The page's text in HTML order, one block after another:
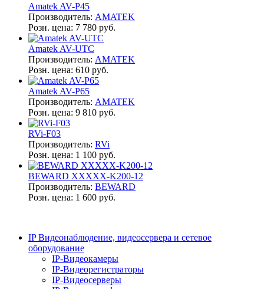
Amatek AV-P45
Производитель: AMATEK
Розн. цена: 7 780 руб.
Amatek AV-UTC
Производитель: AMATEK
Розн. цена: 610 руб.
Amatek AV-P65
Производитель: AMATEK
Розн. цена: 9 810 руб.
RVi-F03
Производитель: RVi
Розн. цена: 1 100 руб.
BEWARD XXXXX-K200-12
Производитель: BEWARD
Розн. цена: 1 600 руб.
IP Видеонаблюдение, видеосервера и сетевое
оборудование
IP-Видеокамеры
IP-Видеорегистраторы
IP-Видеосерверы